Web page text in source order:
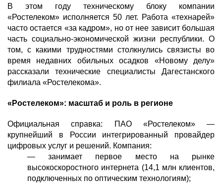
В этом году техническому блоку компании
«Ростелеком» исполняется 50 лет. Работа «технарей»
часто остается «за кадром», но от нее зависит большая
часть социально-экономической жизни республики. О
том, с какими трудностями столкнулись связисты во
время недавних обильных осадков «Новому делу»
рассказали технические специалисты Дагестанского
филиала «Ростелекома».
«Ростелеком»: масштаб и роль в регионе
Официальная справка: ПАО «Ростелеком» —
крупнейший в России интегрированный провайдер
цифровых услуг и решений. Компания:
— занимает первое место на рынке
высокоскоростного интернета (14,1 млн клиентов,
подключенных по оптическим технологиям);